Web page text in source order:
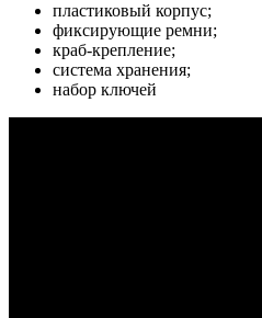
пластиковый корпус;
фиксирующие ремни;
краб-крепление;
система хранения;
набор ключей